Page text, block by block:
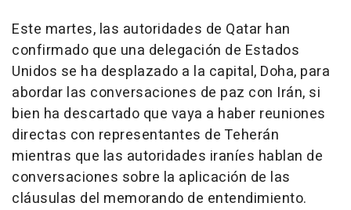
Este martes, las autoridades de Qatar han
confirmado que una delegación de Estados
Unidos se ha desplazado a la capital, Doha, para
abordar las conversaciones de paz con Irán, si
bien ha descartado que vaya a haber reuniones
directas con representantes de Teherán
mientras que las autoridades iraníes hablan de
conversaciones sobre la aplicación de las
cláusulas del memorando de entendimiento.